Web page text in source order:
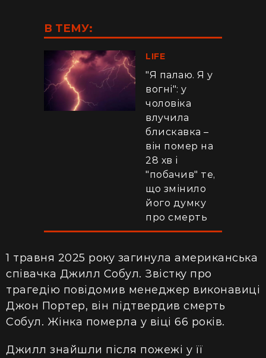
В ТЕМУ:
LIFE
"Я палаю. Я у
вогні": у
чоловіка
влучила
блискавка –
він помер на
28 хв і
"побачив" те,
що змінило
його думку
про смерть
1 травня 2025 року загинула американська
співачка Джилл Собул. Звістку про
трагедію повідомив менеджер виконавиці
Джон Портер, він підтвердив смерть
Собул. Жінка померла у віці 66 років.
Джилл знайшли після пожежі у її